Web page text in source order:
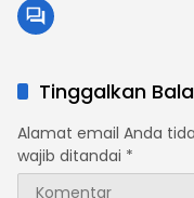
Tinggalkan
Alamat email Anda
wajib ditandai *